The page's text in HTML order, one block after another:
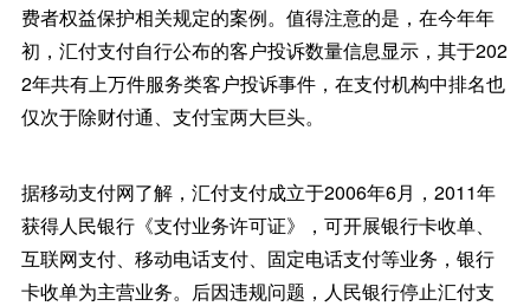
费者权益保护相关规定的案例。值得注意的是，在今年年
初，汇付支付自行公布的客户投诉数量信息显示，其于202
2年共有上万件服务类客户投诉事件，在支付机构中排名也
仅次于除财付通、支付宝两大巨头。
据移动支付网了解，汇付支付成立于2006年6月，2011年
获得人民银行《支付业务许可证》，可开展银行卡收单、
互联网支付、移动电话支付、固定电话支付等业务，银行
卡收单为主营业务。后因违规问题，人民银行停止汇付支